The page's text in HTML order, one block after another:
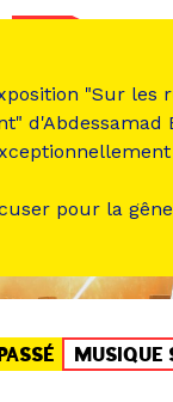
MUSIQUE
"Sur les
d'Abdessamad
pour la gêne
cookies